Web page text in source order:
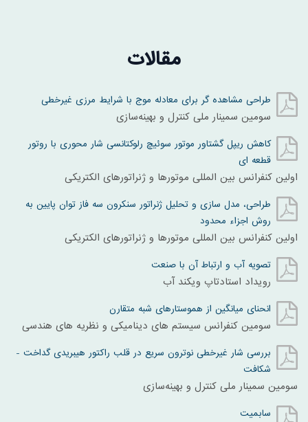
مقالات
طراحی مشاهد‌ه گر برای معادله موج با شرایط مرزی غیرخطی
سومین سمینار ملی کنترل و بهینه‌سازی
کاهش ریپل گشتاور موتور سوئیچ رلوکتانسی شار محوری با روتور
قطعه ای
اولین کنفرانس بین المللی موتورها و ژنراتورهای الکتریکی
طراحی، مدل سازی و تحلیل ژنراتور سنکرون سه فاز توان پایین به
روش اجزاء محدود
اولین کنفرانس بین المللی موتورها و ژنراتورهای الکتریکی
تصویه آب و ارتباط آن با صنعت
رویداد استادتاپ ویکند آب
انحنای میانگین از هموستارهای شبه متقارن
سومين کنفرانس سيستم های ديناميکی و نظريه های هندسی
بررسی شار غیرخطی نوترون سریع در قلب راکتور هیبریدی گداخت -
شکافت
سومین سمینار ملی کنترل و بهینه‌سازی
سابمیت